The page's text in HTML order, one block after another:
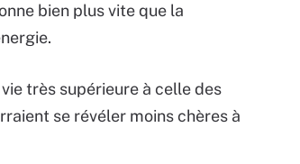
bien plus vite que la
très supérieure à celle des
se révéler moins chères à